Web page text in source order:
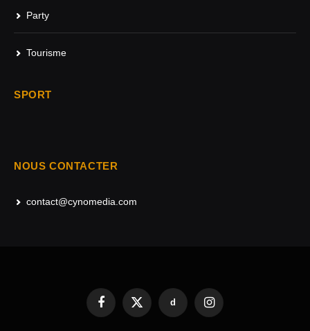
Party
Tourisme
SPORT
NOUS CONTACTER
contact@cynomedia.com
FacebookX
d
Instagram